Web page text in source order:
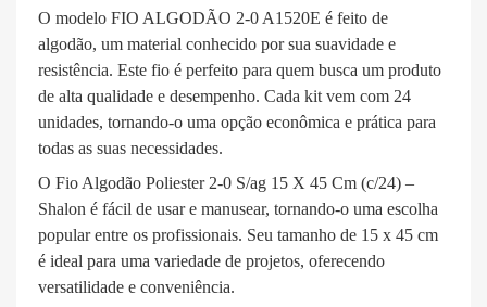
O modelo FIO ALGODÃO 2-0 A1520E é feito de
algodão, um material conhecido por sua suavidade e
resistência. Este fio é perfeito para quem busca um produto
de alta qualidade e desempenho. Cada kit vem com 24
unidades, tornando-o uma opção econômica e prática para
todas as suas necessidades.
O Fio Algodão Poliester 2-0 S/ag 15 X 45 Cm (c/24) –
Shalon é fácil de usar e manusear, tornando-o uma escolha
popular entre os profissionais. Seu tamanho de 15 x 45 cm
é ideal para uma variedade de projetos, oferecendo
versatilidade e conveniência.